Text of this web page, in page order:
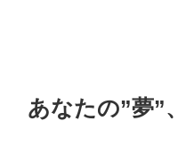
あなたの”夢”